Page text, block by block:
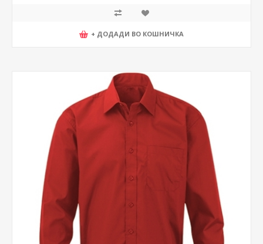
+ ДОДАДИ ВО КОШНИЧКА